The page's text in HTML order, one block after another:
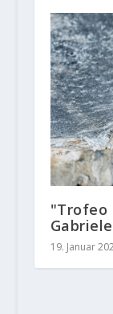
"Trofeo
19. Januar